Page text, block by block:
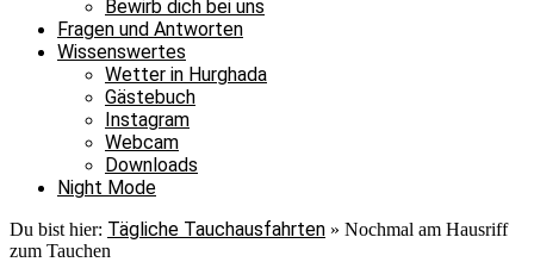
Bewirb dich bei uns
Fragen und Antworten
Wissenswertes
Wetter in Hurghada
Gästebuch
Instagram
Webcam
Downloads
Night Mode
Du bist hier: Tägliche Tauchausfahrten » Nochmal am Hausriff
zum Tauchen